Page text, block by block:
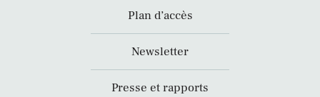
Plan d’accès
Newsletter
Presse et rapports